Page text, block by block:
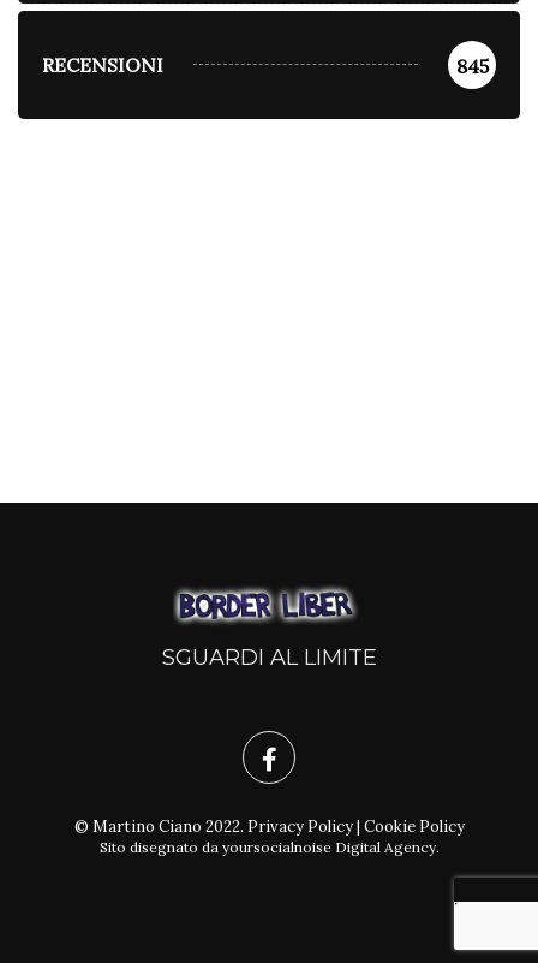
RECENSIONI 845
SGUARDI AL LIMITE
© Martino Ciano 2022. Privacy Policy| Cookie Policy
Sito disegnato da yoursocialnoise Digital Agency.